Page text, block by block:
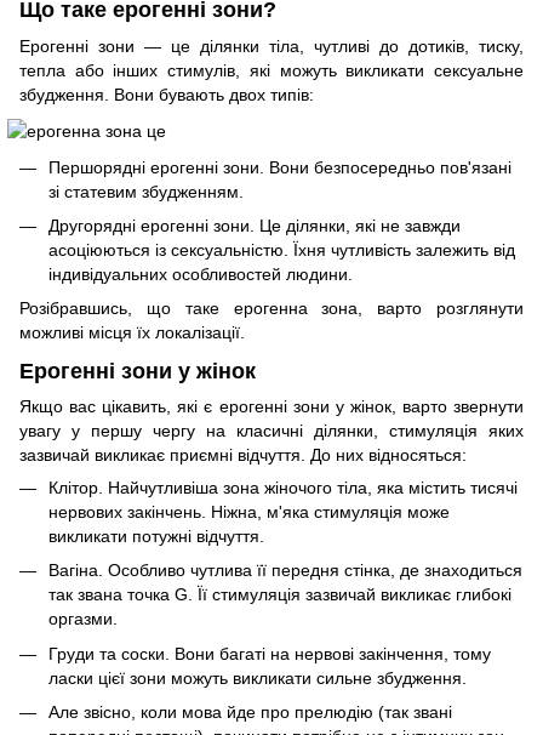
Що таке ерогенні зони?
Ерогенні зони — це ділянки тіла, чутливі до дотиків, тиску,
тепла або інших стимулів, які можуть викликати сексуальне
збудження. Вони бувають двох типів:
Першорядні ерогенні зони. Вони безпосередньо пов'язані
зі статевим збудженням.
Другорядні ерогенні зони. Це ділянки, які не завжди
асоціюються із сексуальністю. Їхня чутливість залежить від
індивідуальних особливостей людини.
Розібравшись, що таке ерогенна зона, варто розглянути
можливі місця їх локалізації.
Ерогенні зони у жінок
Якщо вас цікавить, які є ерогенні зони у жінок, варто звернути
увагу у першу чергу на класичні ділянки, стимуляція яких
зазвичай викликає приємні відчуття. До них відносяться:
Клітор. Найчутливіша зона жіночого тіла, яка містить тисячі
нервових закінчень. Ніжна, м'яка стимуляція може
викликати потужні відчуття.
Вагіна. Особливо чутлива її передня стінка, де знаходиться
так звана точка G. Її стимуляція зазвичай викликає глибокі
оргазми.
Груди та соски. Вони багаті на нервові закінчення, тому
ласки цієї зони можуть викликати сильне збудження.
Але звісно, коли мова йде про прелюдію (так звані